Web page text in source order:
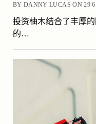
BY DANNY LUCAS ON 29 6
投资柚木结合了丰厚
的…